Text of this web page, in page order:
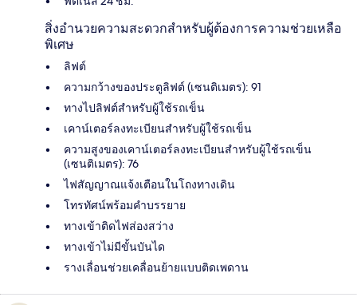
สิ่งอำนวยความสะดวกสำหรับผู้ต้องการความช่วยเหลือ
พิเศษ
ลิฟต์
ความกว้างของประตูลิฟต์ (เซนติเมตร): 91
ทางไปลิฟต์สำหรับผู้ใช้รถเข็น
เคาน์เตอร์ลงทะเบียนสำหรับผู้ใช้รถเข็น
ความสูงของเคาน์เตอร์ลงทะเบียนสำหรับผู้ใช้รถเข็น
(เซนติเมตร): 76
ไฟสัญญาณแจ้งเตือนในโถงทางเดิน
โทรทัศน์พร้อมคำบรรยาย
ทางเข้าติดไฟส่องสว่าง
ทางเข้าไม่มีขั้นบันได
รางเลื่อนช่วยเคลื่อนย้ายแบบติดเพดาน